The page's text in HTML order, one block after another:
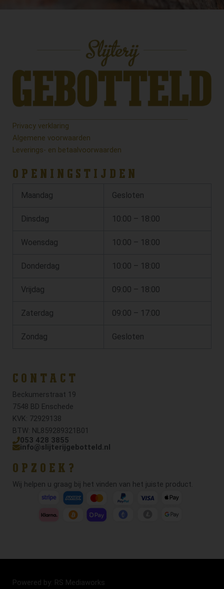
Privacy verklaring
Algemene voorwaarden
Leverings- en betaalvoorwaarden
OPENINGSTIJDEN
Maandag Gesloten
Dinsdag 10:00 – 18:00
Woensdag 10:00 – 18:00
Donderdag 10:00 – 18:00
Vrijdag 09:00 – 18:00
Zaterdag 09:00 – 17:00
Zondag Gesloten
CONTACT
Beckumerstraat 19
7548 BD Enschede
KVK: 72929138
BTW: NL859289321B01
053 428 3855
info@slijterijgebotteld.nl
OPZOEK?
Wij helpen u graag bij het vinden van het juiste product.
Powered by: RS Mediaworks